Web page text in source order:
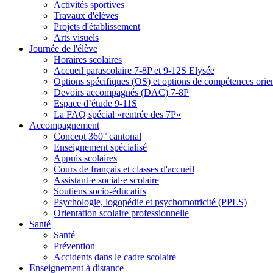
Activités sportives
Travaux d'élèves
Projets d'établissement
Arts visuels
Journée de l'élève
Horaires scolaires
Accueil parascolaire 7-8P et 9-12S Elysée
Options spécifiques (OS) et options de compétences
Devoirs accompagnés (DAC) 7-8P
Espace d’étude 9-11S
La FAQ spécial «rentrée des 7P»
Accompagnement
Concept 360° cantonal
Enseignement spécialisé
Appuis scolaires
Cours de français et classes d'accueil
Assistant·e social·e scolaire
Soutiens socio-éducatifs
Psychologie, logopédie et psychomotricité (PPLS)
Orientation scolaire professionnelle
Santé
Santé
Prévention
Accidents dans le cadre scolaire
Enseignement à distance